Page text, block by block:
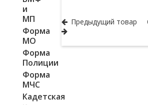
и
МП
Форма
МО
Форма
Полиции
Форма
МЧС
Кадетская
Предыдущий товар